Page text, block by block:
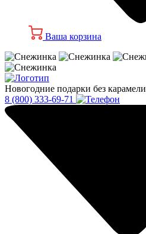
Ваша корзина
Новогодние подарки без карамели
8 (800) 333-69-71